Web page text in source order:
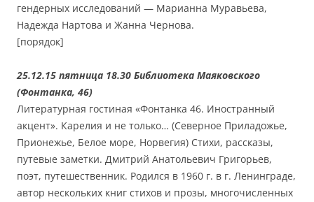
гендерных исследований — Марианна Муравьева,
Надежда Нартова и Жанна Чернова.
[порядок]
25.12.15 пятница 18.30 Библиотека Маяковского
(Фонтанка, 46)
Литературная гостиная «Фонтанка 46. Иностранный
акцент». Карелия и не только… (Северное Приладожье,
Прионежье, Белое море, Норвегия) Стихи, рассказы,
путевые заметки. Дмитрий Анатольевич Григорьев,
поэт, путешественник. Родился в 1960 г. в г. Ленинграде,
автор нескольких книг стихов и прозы, многочисленных